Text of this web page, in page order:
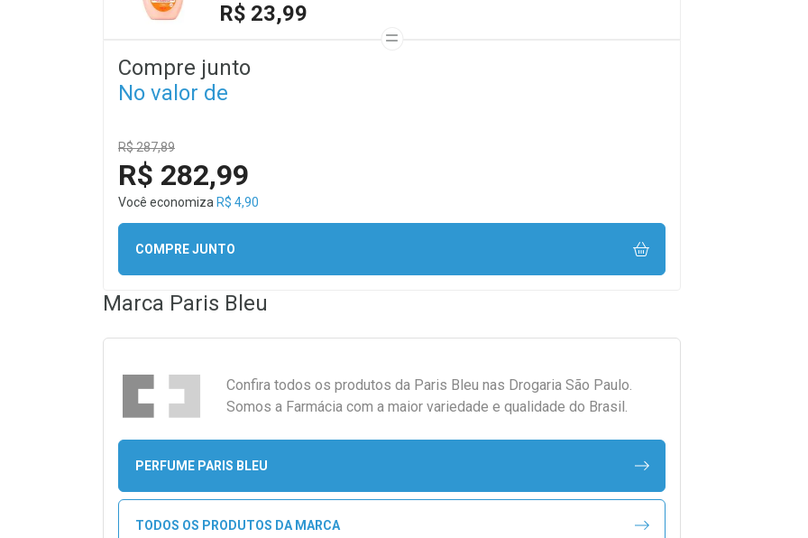
R$ 23,99
Compre junto
No valor de
R$ 287,89
R$ 282,99
Você economiza R$ 4,90
COMPRE JUNTO
Marca Paris Bleu
Confira todos os produtos da Paris Bleu nas Drogaria São Paulo.
Somos a Farmácia com a maior variedade e qualidade do Brasil.
PERFUME PARIS BLEU
TODOS OS PRODUTOS DA MARCA